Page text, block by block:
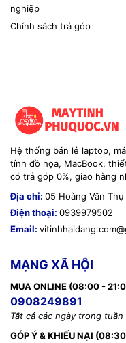
nghiệp
Chính sách trả góp
Hệ thống bán lẻ laptop,
tính đồ họa, MacBook,
có trả góp 0%, giao hàng
Địa chỉ: 05 Hoàng Văn
Điện thoại: 0939979502
Email:
MẠNG XÃ HỘI
MUA ONLINE (08:00 -
0908249891
Tất cả các ngày trong
GÓP Ý & KHIẾU NẠI